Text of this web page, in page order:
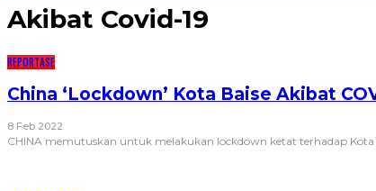
Akibat Covid-19
REPORTASE
China ‘Lockdown’ Kota Baise Akibat
8 Feb 2022
CHINA memutuskan untuk melakukan lockdown ketat terhadap Kota